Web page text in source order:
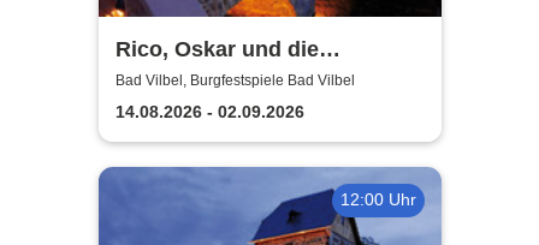
Rico, Oskar und die
Tieferschatten -
Burgfestspiele Bad Vilbel
Bad Vilbel, Burgfestspiele Bad Vilbel
14.08.2026 - 02.09.2026
12:00 Uhr